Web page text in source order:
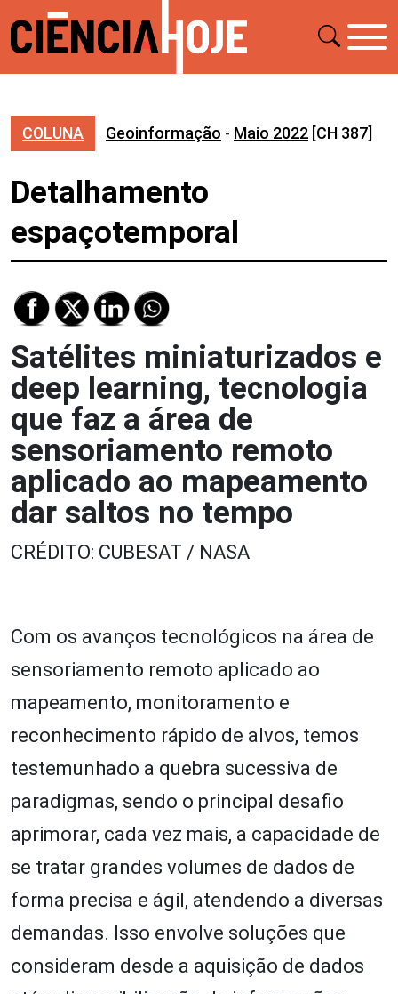
COLUNA Geoinformação - Maio 2022 [CH 387]
Detalhamento
espaçotemporal
Satélites miniaturizados e
deep learning, tecnologia
que faz a área de
sensoriamento remoto
aplicado ao mapeamento
dar saltos no tempo
CRÉDITO: CUBESAT / NASA
Com os avanços tecnológicos na área de
sensoriamento remoto aplicado ao
mapeamento, monitoramento e
reconhecimento rápido de alvos, temos
testemunhado a quebra sucessiva de
paradigmas, sendo o principal desafio
aprimorar, cada vez mais, a capacidade de
se tratar grandes volumes de dados de
forma precisa e ágil, atendendo a diversas
demandas. Isso envolve soluções que
consideram desde a aquisição de dados